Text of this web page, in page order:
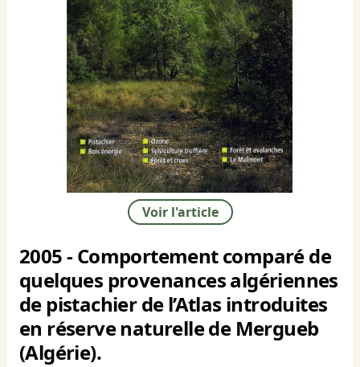
Voir l'article
2005 - Comportement comparé de
quelques provenances algériennes
de pistachier de l’Atlas introduites
en réserve naturelle de Mergueb
(Algérie).